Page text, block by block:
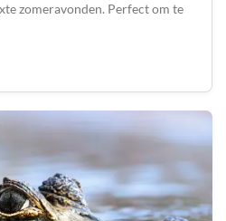
zomeravonden. Perfect om te